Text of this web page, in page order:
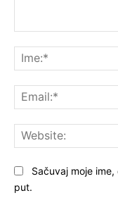
Sačuvaj moje
put.